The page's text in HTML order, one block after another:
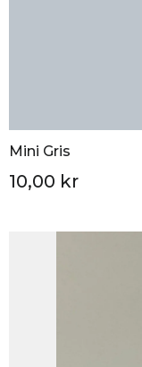
Mini Gris
10,00 kr